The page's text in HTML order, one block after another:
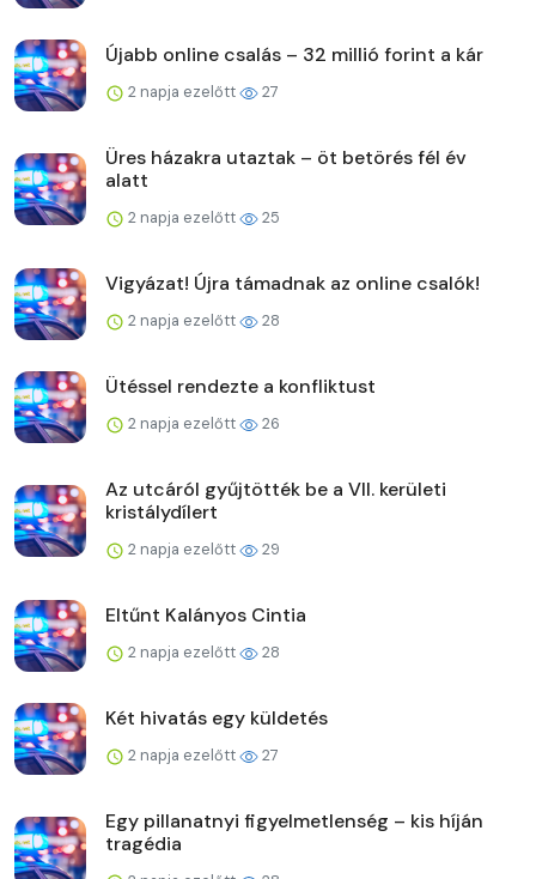
Újabb online csalás – 32 millió forint a kár
2 napja ezelőtt 27
Üres házakra utaztak – öt betörés fél év
alatt
2 napja ezelőtt 25
Vigyázat! Újra támadnak az online csalók!
2 napja ezelőtt 28
Ütéssel rendezte a konfliktust
2 napja ezelőtt 26
Az utcáról gyűjtötték be a VII. kerületi
kristálydílert
2 napja ezelőtt 29
Eltűnt Kalányos Cintia
2 napja ezelőtt 28
Két hivatás egy küldetés
2 napja ezelőtt 27
Egy pillanatnyi figyelmetlenség – kis híján
tragédia